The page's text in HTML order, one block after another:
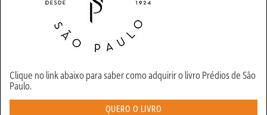
Clique no link abaixo para saber como adquirir o livro Prédios de São
Paulo.
QUERO O LIVRO